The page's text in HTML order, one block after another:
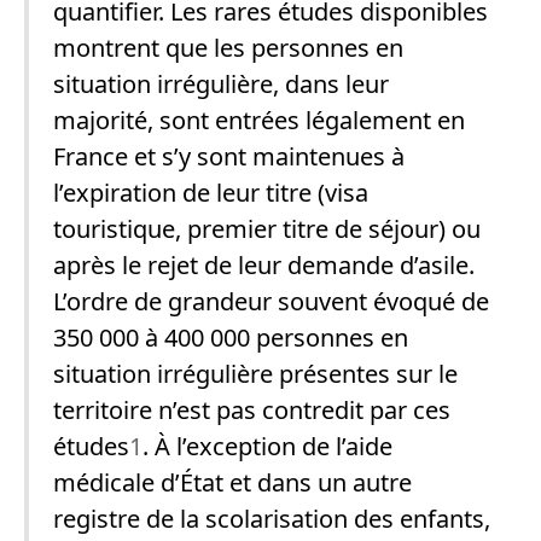
quantifier. Les rares études disponibles
montrent que les personnes en
situation irrégulière, dans leur
majorité, sont entrées légalement en
France et s’y sont maintenues à
l’expiration de leur titre (visa
touristique, premier titre de séjour) ou
après le rejet de leur demande d’asile.
L’ordre de grandeur souvent évoqué de
350 000 à 400 000 personnes en
situation irrégulière présentes sur le
territoire n’est pas contredit par ces
études1. À l’exception de l’aide
médicale d’État et dans un autre
registre de la scolarisation des enfants,